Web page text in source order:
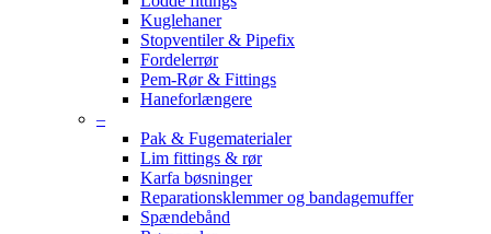
Kuglehaner
Stopventiler & Pipefix
Fordelerrør
Pem-Rør & Fittings
Haneforlængere
–
Pak & Fugematerialer
Lim fittings & rør
Karfa bøsninger
Reparationsklemmer og bandagemuffer
Spændebånd